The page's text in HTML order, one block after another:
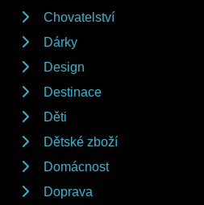
Chovatelství
Dárky
Design
Destinace
Děti
Dětské zboží
Domácnost
Doprava